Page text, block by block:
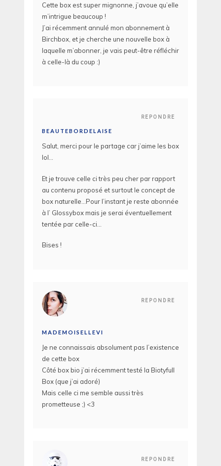
Cette box est super mignonne, j’avoue qu’elle
m’intrigue beaucoup !
J’ai récemment annulé mon abonnement à
Birchbox, et je cherche une nouvelle box à
laquelle m’abonner, je vais peut-être réfléchir
à celle-là du coup :)
REPONDRE
BEAUTEBORDELAISE
Salut, merci pour le partage car j’aime les box
lol…
Et je trouve celle ci très peu cher par rapport
au contenu proposé et surtout le concept de
box naturelle…Pour l’instant je reste abonnée
à l’ Glossybox mais je serai éventuellement
tentée par celle-ci…
Bises !
REPONDRE
MADEMOISELLEVI
Je ne connaissais absolument pas l’existence
de cette box
Côté box bio j’ai récemment testé la Biotyfull
Box (que j’ai adoré)
Mais celle ci me semble aussi très
prometteuse ;) <3
REPONDRE